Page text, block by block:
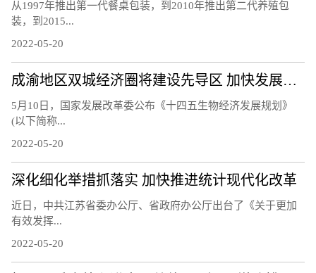
从1997年推出第一代餐桌包装，到2010年推出第二代养殖包
装，到2015...
2022-05-20
成渝地区双城经济圈将建设先导区 加快发展生物经济
5月10日，国家发展改革委公布《十四五生物经济发展规划》
(以下简称...
2022-05-20
深化细化举措抓落实 加快推进统计现代化改革
近日，中共江苏省委办公厅、省政府办公厅出台了《关于更加
有效发挥...
2022-05-20